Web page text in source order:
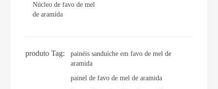
Núcleo de favo de mel
de aramida
produto Tag:
painéis sanduíche em favo de mel de
aramida
painel de favo de mel de aramida